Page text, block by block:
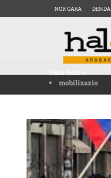
NOR GARA DENDA
Hala Bedi>
mobilizazio